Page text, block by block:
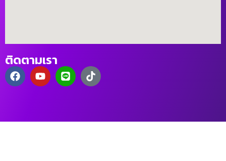
ติดตามเรา